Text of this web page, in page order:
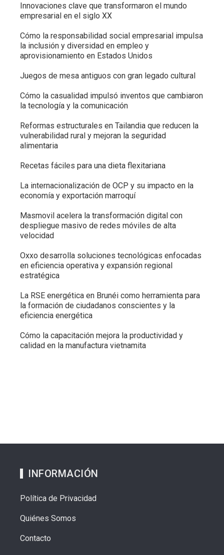
Innovaciones clave que transformaron el mundo
empresarial en el siglo XX
Cómo la responsabilidad social empresarial impulsa
la inclusión y diversidad en empleo y
aprovisionamiento en Estados Unidos
Juegos de mesa antiguos con gran legado cultural
Cómo la casualidad impulsó inventos que cambiaron
la tecnología y la comunicación
Reformas estructurales en Tailandia que reducen la
vulnerabilidad rural y mejoran la seguridad
alimentaria
Recetas fáciles para una dieta flexitariana
La internacionalización de OCP y su impacto en la
economía y exportación marroquí
Masmovil acelera la transformación digital con
despliegue masivo de redes móviles de alta
velocidad
Oxxo desarrolla soluciones tecnológicas enfocadas
en eficiencia operativa y expansión regional
estratégica
La RSE energética en Brunéi como herramienta para
la formación de ciudadanos conscientes y la
eficiencia energética
Cómo la capacitación mejora la productividad y
calidad en la manufactura vietnamita
INFORMACIÓN
Política de Privacidad
Quiénes Somos
Contacto